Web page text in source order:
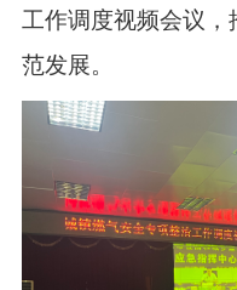
工作调度视频会议
范发展。